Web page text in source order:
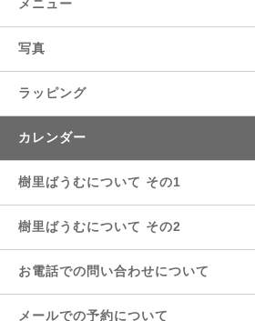
メニュー
写真
ラッピング
カレンダー
樹里ばうむについて その1
樹里ばうむについて その2
お電話での問い合わせについて
メールでの予約について